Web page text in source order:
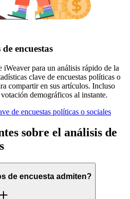
encuestas
iWeaver para un análisis rápido de la
clave de encuestas políticas o
compartir en sus artículos. Incluso
demográficos al instante.
de encuestas políticas o sociales
sobre el análisis de
de encuesta admiten?